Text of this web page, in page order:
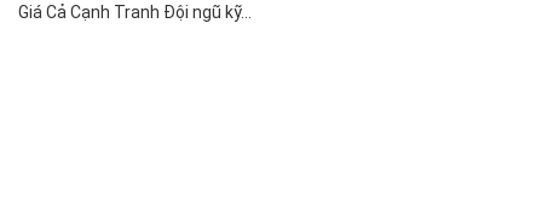
Giá Cả Cạnh Tranh Đội ngũ kỹ...